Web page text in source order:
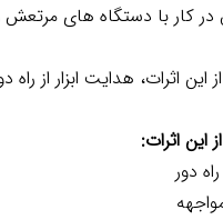
در کار با دستگاه های
اثرات، هدایت ابزار از
اثرات:
دور